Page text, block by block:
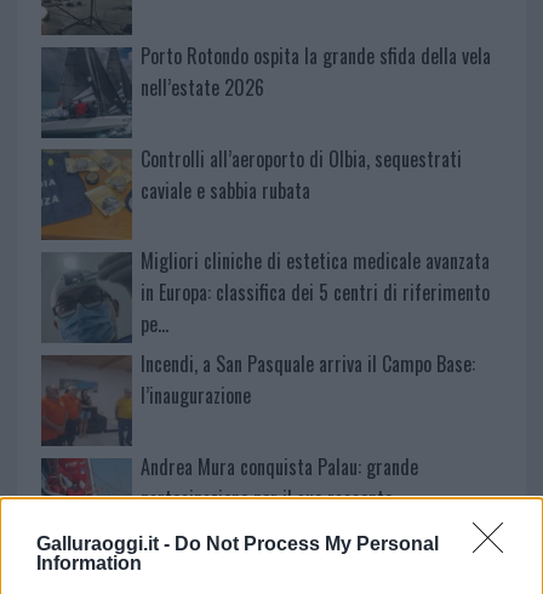
Galluraoggi.it - Do Not Process My Personal
Information
Porto Rotondo ospita la grande sfida della vela
nell’estate 2026
Controlli all’aeroporto di Olbia, sequestrati
caviale e sabbia rubata
Migliori cliniche di estetica medicale avanzata
in Europa: classifica dei 5 centri di riferimento
pe…
Incendi, a San Pasquale arriva il Campo Base:
l’inaugurazione
Andrea Mura conquista Palau: grande
partecipazione per il suo racconto
Calangianus, allarme sul centro accoglienza